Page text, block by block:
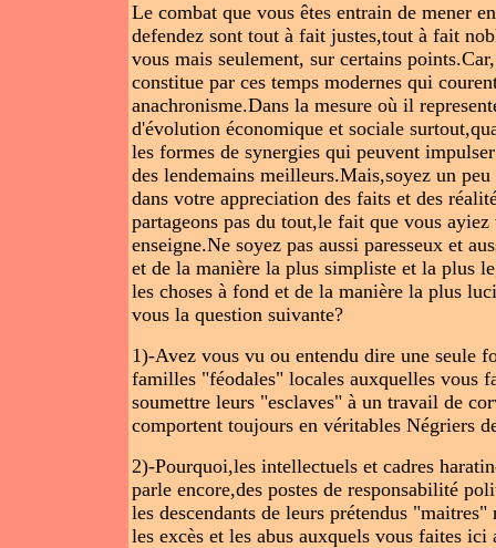
Le combat que vous êtes entrain de mener
defendez sont tout à fait justes,tout à fait
vous mais seulement, sur certains
constitue par ces temps modernes qui
anachronisme.Dans la mesure où il
d'évolution économique et sociale
les formes de synergies qui peuvent
des lendemains meilleurs.Mais,soyez un
dans votre appreciation des faits et des
partageons pas du tout,le fait que vous
enseigne.Ne soyez pas aussi paresseux et
et de la manière la plus simpliste et la plus
les choses à fond et de la manière la plus
vous la question suivante?
1)-Avez vous vu ou entendu dire une seule
familles "féodales" locales auxquelles vous
soumettre leurs "esclaves" à un travail de
comportent toujours en véritables Négriers
2)-Pourquoi,les intellectuels et cadres
parle encore,des postes de responsabilité
les descendants de leurs prétendus
les excès et les abus auxquels vous faites ici